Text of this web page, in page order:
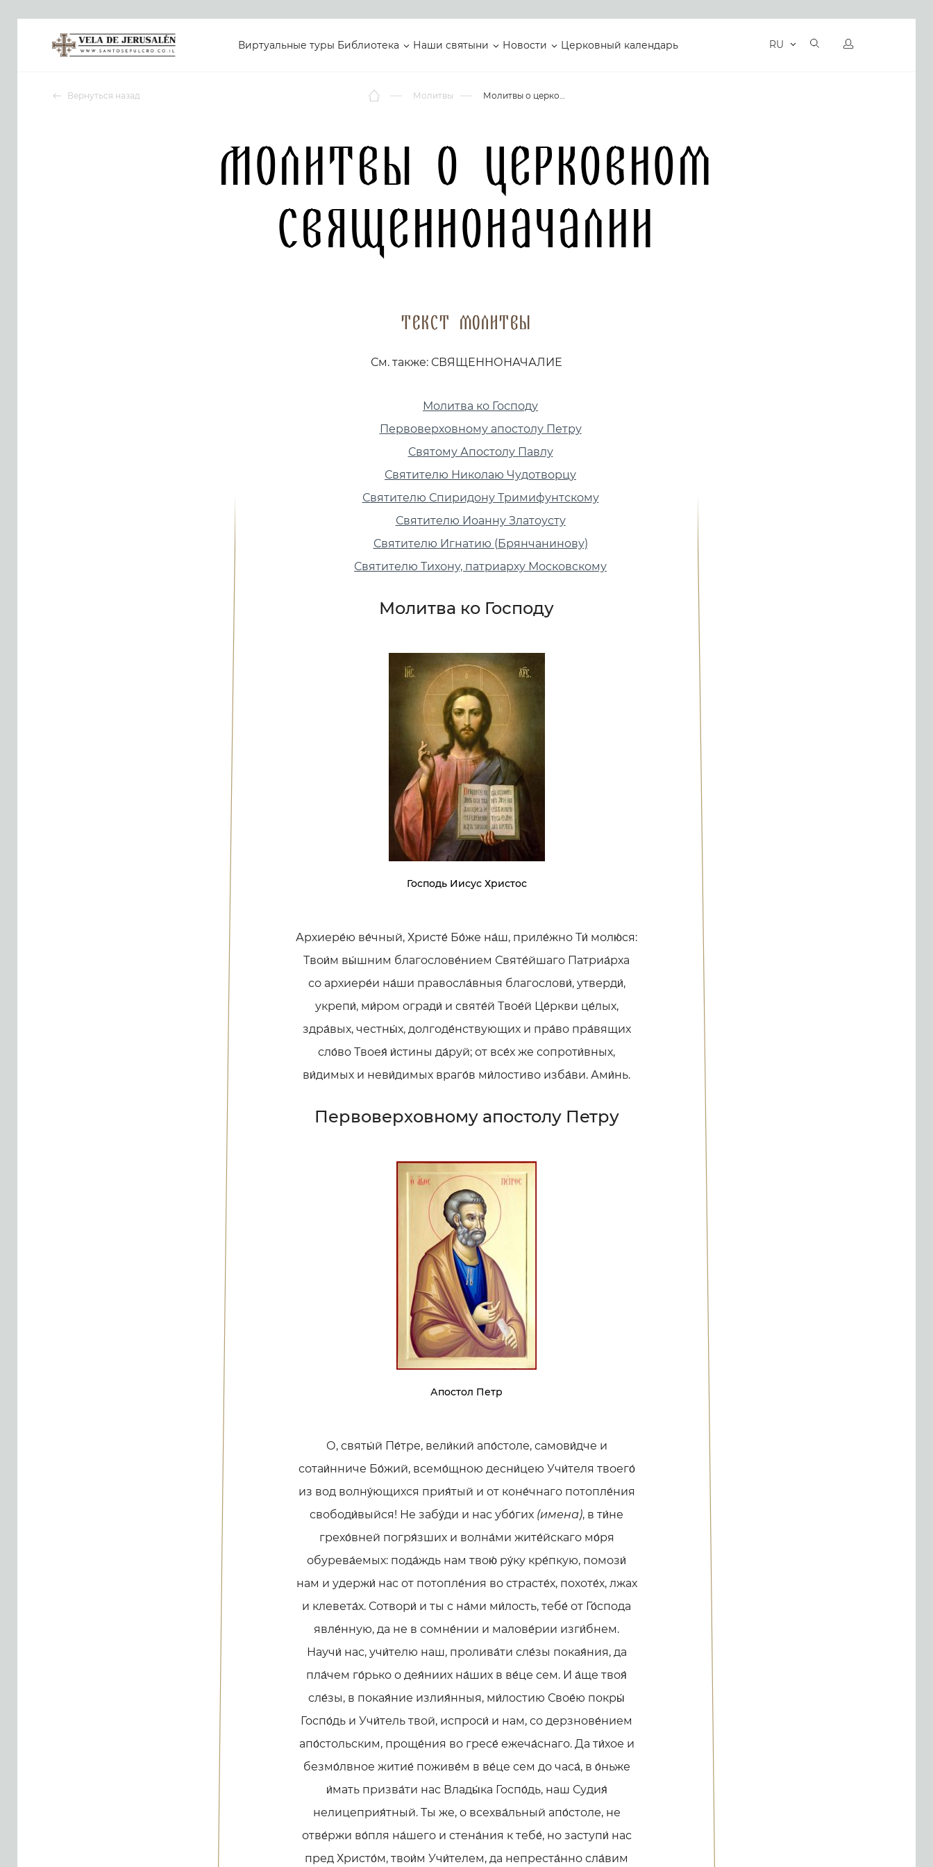
Виртуальные туры Библиотека Наши святыни Новости Церковный календарь RU
Вернуться назад Молитвы Молитвы о церковном священноначалии
Молитвы о церковном
священноначалии
Текст молитвы
См. также: СВЯЩЕННОНАЧАЛИЕ
Молитва ко Господу
Первоверховному апостолу Петру
Святому Апостолу Павлу
Святителю Николаю Чудотворцу
Святителю Спиридону Тримифунтскому
Святителю Иоанну Златоусту
Святителю Игнатию (Брянчанинову)
Святителю Тихону, патриарху Московскому
Молитва ко Господу
Господь Иисус Христос
Архиере́ю ве́чный, Христе́ Бо́же на́ш, приле́жно Ти́ молю́ся:
Твои́м вы́шним благослове́нием Святе́йшаго Патриа́рха
со архиере́и на́ши правосла́вныя благослови́, утверди́,
укрепи́, ми́ром огради́ и святе́й Твое́й Це́ркви це́лых,
здра́вых, честны́х, долгоде́нствующих и пра́во пра́вящих
сло́во Твоея́ и́стины да́руй; от все́х же сопроти́вных,
ви́димых и неви́димых враго́в ми́лостиво изба́ви. Ами́нь.
Первоверховному апостолу Петру
Апостол Петр
О, святы́й Пе́тре, вели́кий апо́столе, самови́дче и
сотаи́нниче Бо́жий, всемо́щною десни́цею Учи́теля твоего́
из вод волну́ющихся прия́тый и от коне́чнаго потопле́ния
свободи́выйся! Не забу́ди и нас убо́гих (имена), в ти́не
грехо́вней погря́зших и волна́ми жите́йскаго мо́ря
обурева́емых: пода́ждь нам твою́ ру́ку кре́пкую, помози́
нам и удержи́ нас от потопле́ния во страсте́х, похоте́х, лжах
и клевета́х. Сотвори́ и ты с на́ми ми́лость, тебе́ от Го́спода
явле́нную, да не в сомне́нии и малове́рии изги́бнем.
Научи́ нас, учи́телю наш, пролива́ти сле́зы покая́ния, да
пла́чем го́рько о дея́ниих на́ших в ве́це сем. И а́ще твоя́
сле́зы, в покая́ние излия́нныя, ми́лостию Свое́ю покры́
Госпо́дь и Учи́тель твой, испроси́ и нам, со дерзнове́нием
апо́стольским, проще́ния во гресе́ ежеча́снаго. Да ти́хое и
безмо́лвное житие́ поживе́м в ве́це сем до часа́, в о́ньже
и́мать призва́ти нас Влады́ка Госпо́дь, наш Судия́
нелицеприя́тный. Ты же, о всехва́льный апо́столе, не
отве́ржи во́пля на́шего и стена́ния к тебе́, но заступи́ нас
пред Христо́м, твои́м Учи́телем, да непреста́нно сла́вим